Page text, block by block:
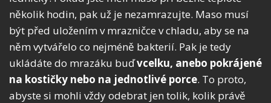
několik hodin, pak už je nezamrazujte. Maso musí
být před uložením v mrazničce v chladu, aby se na
něm vytvářelo co nejméně bakterií. Pak je tedy
ukládáte do mrazáku buďvcelku, anebo pokrájené
na kostičky nebo na jednotlivé porce. To proto,
abyste si mohli vždy odebrat jen tolik, kolik právě